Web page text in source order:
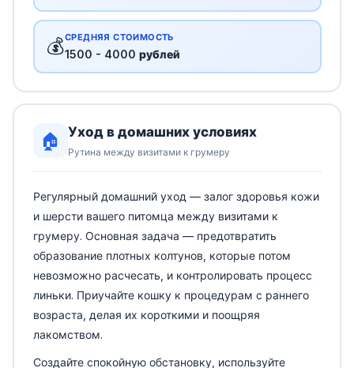
💰СРЕДНЯЯ СТОИМОСТЬ
1500 - 4000 рублей
🏠 Уход в домашних условиях
Рутина между визитами к грумеру
Регулярный домашний уход — залог здоровья кожи
и шерсти вашего питомца между визитами к
грумеру. Основная задача — предотвратить
образование плотных колтунов, которые потом
невозможно расчесать, и контролировать процесс
линьки. Приучайте кошку к процедурам с раннего
возраста, делая их короткими и поощряя
лакомством.
Создайте спокойную обстановку, используйте